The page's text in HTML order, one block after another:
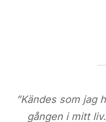
”Kändes som jag
gången i mitt